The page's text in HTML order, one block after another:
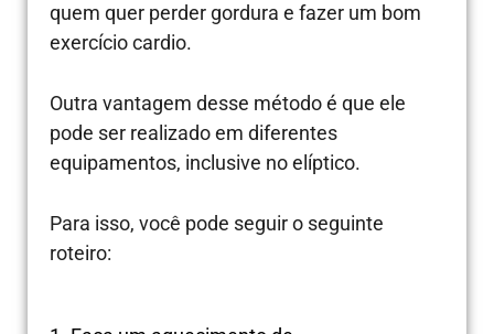
quem quer perder gordura e fazer um bom
exercício cardio.
Outra vantagem desse método é que ele
pode ser realizado em diferentes
equipamentos, inclusive no elíptico.
Para isso, você pode seguir o seguinte
roteiro: